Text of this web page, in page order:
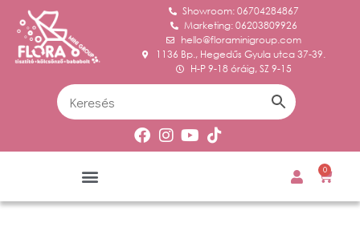
Showroom: 06704284867
Marketing: 06203809926
hello@floraminigroup.com
1136 Bp., Hegedűs Gyula utca 37-39.
H-P 9-18 óráig, SZ 9-15
0